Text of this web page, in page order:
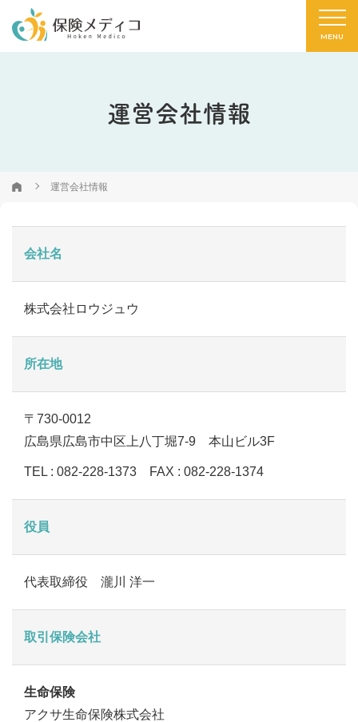
運営会社情報
運営会社情報
会社名
株式会社ロウジュウ
所在地
〒730-0012
広島県広島市中区上八丁堀7-9 本山ビル3F
TEL : 082-228-1373 FAX : 082-228-1374
役員
代表取締役 瀧川 洋一
取引保険会社
生命保険
アクサ生命保険株式会社